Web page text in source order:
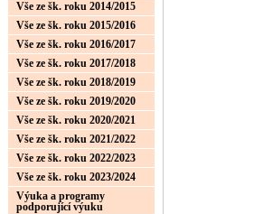
Vše ze šk. roku 2014/2015
Vše ze šk. roku 2015/2016
Vše ze šk. roku 2016/2017
Vše ze šk. roku 2017/2018
Vše ze šk. roku 2018/2019
Vše ze šk. roku 2019/2020
Vše ze šk. roku 2020/2021
Vše ze šk. roku 2021/2022
Vše ze šk. roku 2022/2023
Vše ze šk. roku 2023/2024
Výuka a programy
podporující výuku